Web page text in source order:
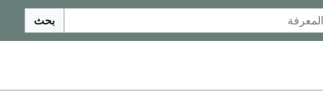
بحث